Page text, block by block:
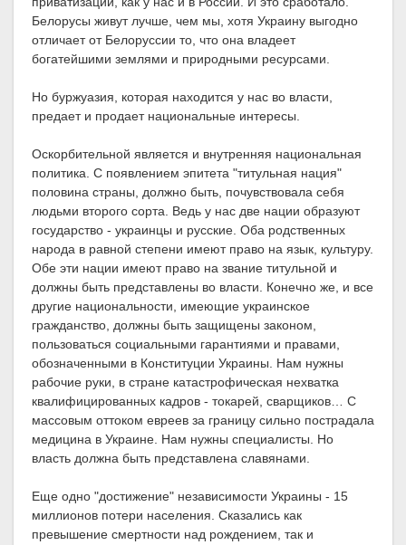
Белорусы живут лучше, чем мы, хотя Украину выгодно
отличает от Белоруссии то, что она владеет
богатейшими землями и природными ресурсами.
Но буржуазия, которая находится у нас во власти,
предает и продает национальные интересы.
Оскорбительной является и внутренняя национальная
политика. С появлением эпитета "титульная нация"
половина страны, должно быть, почувствовала себя
людьми второго сорта. Ведь у нас две нации образуют
государство - украинцы и русские. Оба родственных
народа в равной степени имеют право на язык, культуру.
Обе эти нации имеют право на звание титульной и
должны быть представлены во власти. Конечно же, и все
другие национальности, имеющие украинское
гражданство, должны быть защищены законом,
пользоваться социальными гарантиями и правами,
обозначенными в Конституции Украины. Нам нужны
рабочие руки, в стране катастрофическая нехватка
квалифицированных кадров - токарей, сварщиков… С
массовым оттоком евреев за границу сильно пострадала
медицина в Украине. Нам нужны специалисты. Но
власть должна быть представлена славянами.
Еще одно "достижение" независимости Украины - 15
миллионов потери населения. Сказались как
превышение смертности над рождением, так и